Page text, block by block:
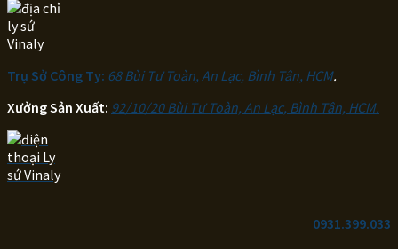
Trụ Sở Công Ty: 68 Bùi Tư Toàn, An Lạc, Bình Tân, HCM.
Xưởng Sản Xuất: 92/10/20 Bùi Tư Toàn, An Lạc, Bình Tân, HCM.
0931.399.033